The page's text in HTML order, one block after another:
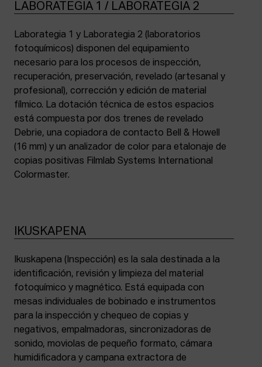
LABORATEGIA 1 / LABORATEGIA 2
Laborategia 1 y Laborategia 2 (laboratorios
fotoquímicos) disponen del equipamiento
necesario para los procesos de inspección,
recuperación, preservación, revelado (artesanal y
profesional), corrección y edición de material
fílmico. La dotación técnica de estos espacios
está compuesta por dos trenes de revelado
Debrie, una copiadora de contacto Bell & Howell
(16 mm) y un analizador de color para etalonaje de
copias positivas Filmlab Systems International
Colormaster.
IKUSKAPENA
Ikuskapena (Inspección) es la sala destinada a la
identificación, revisión y limpieza del material
fotoquímico y magnético. Está equipada con
mesas individuales de bobinado e instrumentos
para la inspección y chequeo de copias y
negativos, empalmadoras, sincronizadoras de
sonido, moviolas de pequeño formato, cámara
humidificadora y campana extractora de